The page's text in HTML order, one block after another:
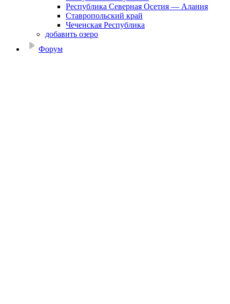
Республика Северная Осетия — Алания
Ставропольский край
Чеченская Республика
добавить озеро
Форум